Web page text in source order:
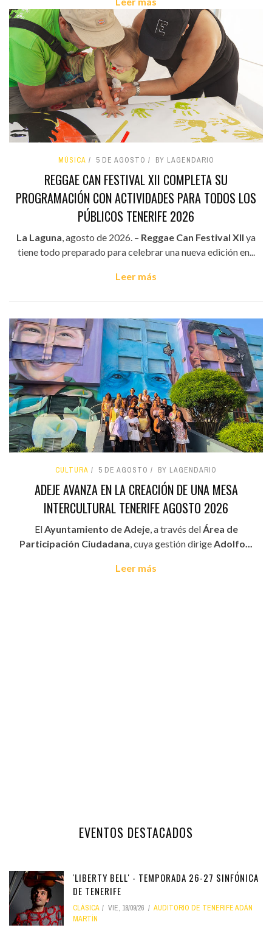
MÚSICA 5 DE AGOSTO BY LAGENDARIO
REGGAE CAN FESTIVAL XII COMPLETA SU
PROGRAMACIÓN CON ACTIVIDADES PARA TODOS LOS
PÚBLICOS TENERIFE 2026
La Laguna, agosto de 2026. – Reggae Can Festival XII ya
tiene todo preparado para celebrar una nueva edición en...
Leer más
CULTURA 5 DE AGOSTO BY LAGENDARIO
ADEJE AVANZA EN LA CREACIÓN DE UNA MESA
INTERCULTURAL TENERIFE AGOSTO 2026
El Ayuntamiento de Adeje, a través del Área de
Participación Ciudadana , cuya gestión dirige Adolfo...
Leer más
EVENTOS DESTACADOS
'LIBERTY BELL' - TEMPORADA 26-27 SINFÓNICA
DE TENERIFE
CLÁSICA VIE, 18/09/26
AUDITORIO DE TENERIFE ADÁN
MARTÍN